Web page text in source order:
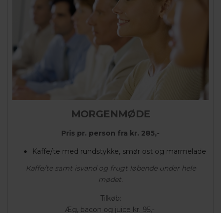
MORGENMØDE
Pris pr. person fra kr. 285,-
Kaffe/te med rundstykke, smør ost og marmelade
Kaffe/te samt isvand og frugt løbende under hele
mødet.
Tilkøb:
Æg, bacon og juice kr. 95,-